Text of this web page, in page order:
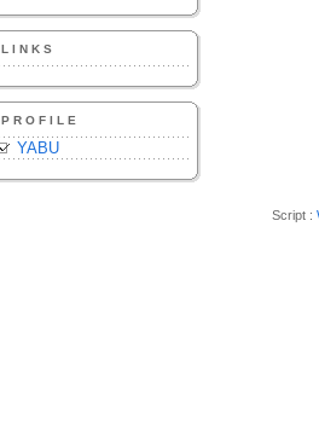
LINKS
PROFILE
YABU
Script :